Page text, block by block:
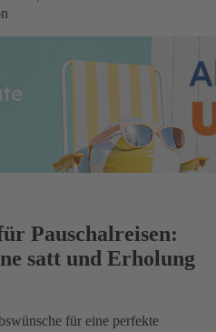
Pauschalreisen:
satt und Erholung
für eine perfekte